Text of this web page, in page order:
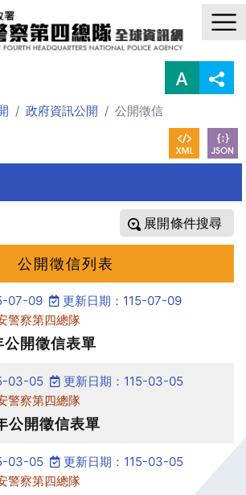
政府資訊公開 公開徵信
條件搜尋
公開徵信列表
07-09
更新日期：115-07-09
警察第四總隊
公開徵信表單
03-05
更新日期：115-03-05
警察第四總隊
公開徵信表單
03-05
更新日期：115-03-05
警察第四總隊